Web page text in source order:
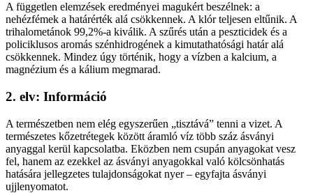
A független elemzések eredményei magukért beszélnek: a
nehézfémek a határérték alá csökkennek. A klór teljesen eltűnik. A
trihalometánok 99,2%-a kiválik. A szűrés után a peszticidek és a
policiklusos aromás szénhidrogének a kimutathatósági határ alá
csökkennek. Mindez úgy történik, hogy a vízben a kalcium, a
magnézium és a kálium megmarad.
2. elv: Információ
A természetben nem elég egyszerűen „tisztává” tenni a vizet. A
természetes kőzetrétegek között áramló víz több száz ásványi
anyaggal kerül kapcsolatba. Eközben nem csupán anyagokat vesz
fel, hanem az ezekkel az ásványi anyagokkal való kölcsönhatás
hatására jellegzetes tulajdonságokat nyer – egyfajta ásványi
ujjlenyomatot.